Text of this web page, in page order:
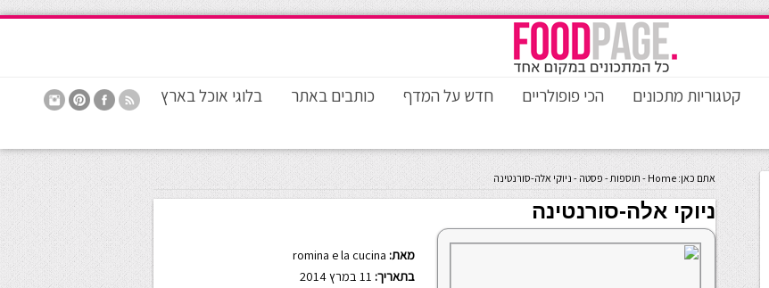
קטגוריות מתכונים הכי פופולריים חדש על המדף כותבים באתר בלוגי אוכל בארץ
אתם כאן: Home
- תוספות- פסטה - ניוקי אלה-סורנטינה
ניוקי אלה-סורנטינה
מאת: romina e la cucina
בתאריך: